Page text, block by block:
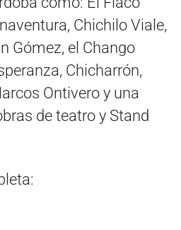
Chichilo Viale,
Gómez, el Chango
Chicharrón,
Ontivero y una
de teatro y Stand